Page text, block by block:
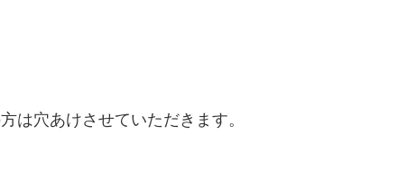
は穴あけさせていただきます。